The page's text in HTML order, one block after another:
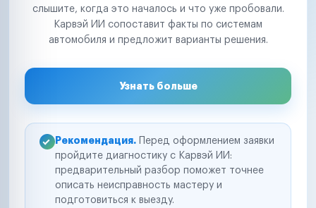
слышите, когда это началось и что уже пробовали.
Карвэй ИИ сопоставит факты по системам
автомобиля и предложит варианты решения.
Узнать больше
Рекомендация. Перед оформлением заявки
пройдите диагностику с Карвэй ИИ:
предварительный разбор поможет точнее
описать неисправность мастеру и
подготовиться к выезду.